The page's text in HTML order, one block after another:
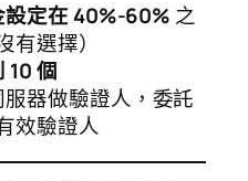
設定在 40%-60% 之
有選擇）
10 個
器做驗證人，委託
效驗證人